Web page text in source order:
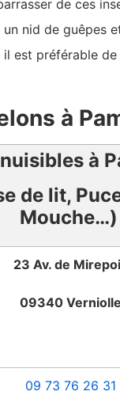
de ces
nid de guêpes
est préférable
à
à
de lit,
Mouche…)
23 Av. de
09340 Verniolle
09 73 76 26 31